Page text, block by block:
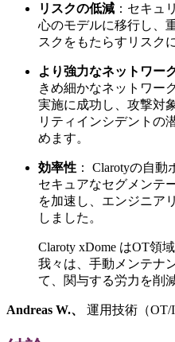
リスクの低減 ：セキュ
心のモデルに移行し、
スクをもたらすリスク
より強力なネットワー
きめ細かなネットワー
実施に成功し、攻撃対
リティインシデントの
めます。
効率性 ： Clarotyの自
セキュアなセグメンテ
を加速し、エンジニア
しました。
Claroty xDome はOT領
我々は、手動メンテナ
て、関与する労力を削
Andreas W.、 運用技術（